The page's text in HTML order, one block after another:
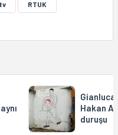
RTUK
Hakan
duruşu